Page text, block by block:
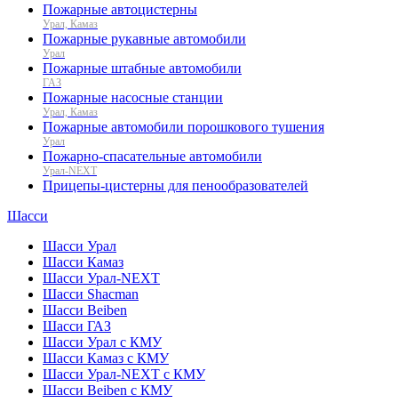
Пожарные автоцистерны
Урал, Камаз
Пожарные рукавные автомобили
Урал
Пожарные штабные автомобили
ГАЗ
Пожарные насосные станции
Урал, Камаз
Пожарные автомобили порошкового тушения
Урал
Пожарно-спасательные автомобили
Урал-NEXT
Прицепы-цистерны для пенообразователей
Шасси
Шасси Урал
Шасси Камаз
Шасси Урал-NEXT
Шасси Shacman
Шасси Beiben
Шасси ГАЗ
Шасси Урал с КМУ
Шасси Камаз с КМУ
Шасси Урал-NEXT с КМУ
Шасси Beiben с КМУ